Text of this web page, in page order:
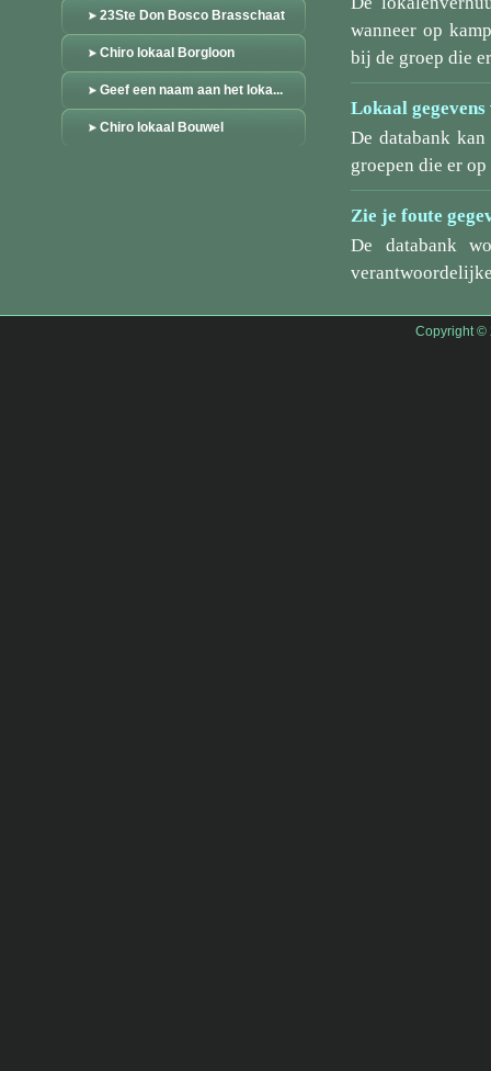
23Ste Don Bosco Brasschaat
Chiro lokaal Borgloon
Geef een naam aan het loka...
Chiro lokaal Bouwel
wanneer op
bij de groep die
Lokaal
De databank
groepen die er
Zie je foute
De databank
Copyright ©